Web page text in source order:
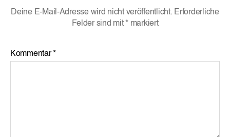
Deine E-Mail-Adresse wird nicht veröffentlicht. Erforderliche
Felder sind mit * markiert
Kommentar*